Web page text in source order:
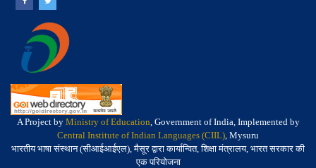
A Project by Ministry of Education, Government of India, Implemented by
Central Institute of Indian Languages (CIIL), Mysuru
भारतीय भाषा संस्थान (सीआईआईएल), मैसूर द्वारा कार्यान्वित, शिक्षा मंत्रालय, भारत सरकार की
एक परियोजना